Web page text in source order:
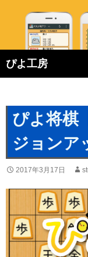
ぴよ工房
索
キ
ッ
ぴよ将棋
ジョンア
2017年3月17日